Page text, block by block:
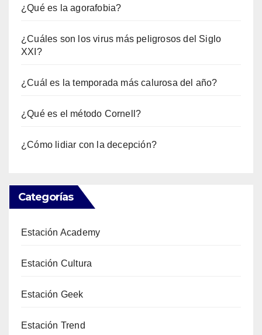
¿Qué es la agorafobia?
¿Cuáles son los virus más peligrosos del Siglo
XXI?
¿Cuál es la temporada más calurosa del año?
¿Qué es el método Cornell?
¿Cómo lidiar con la decepción?
Categorías
Estación Academy
Estación Cultura
Estación Geek
Estación Trend